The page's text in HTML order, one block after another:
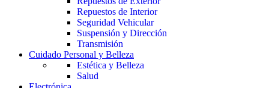
Repuestos de Interior
Seguridad Vehicular
Suspensión y Dirección
Transmisión
Cuidado Personal y Belleza
Estética y Belleza
Salud